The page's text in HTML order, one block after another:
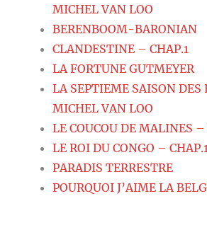
MICHEL VAN LOO
BERENBOOM-BARONIAN
CLANDESTINE – CHAP.1
LA FORTUNE GUTMEYER
LA SEPTIEME SAISON DES
MICHEL VAN LOO
LE COUCOU DE MALINES –
LE ROI DU CONGO –
PARADIS TERRESTRE
POURQUOI J’AIME LA